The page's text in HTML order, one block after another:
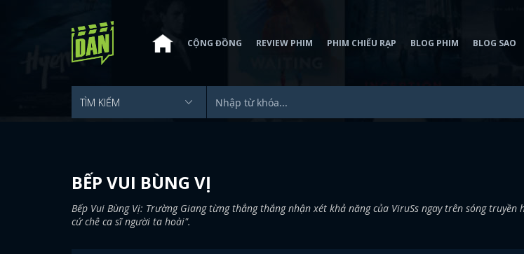
CỘNG ĐỒNG REVIEW PHIM PHIM CHIẾU RẠP BLOG PHIM BLOG SAO
BẾP VUI BÙNG VỊ
Bếp Vui Bùng Vị: Trường Giang từng thẳng thắng nhận xét khả năng của ViruSs ngay trên sóng
cứ chê ca sĩ người ta hoài".